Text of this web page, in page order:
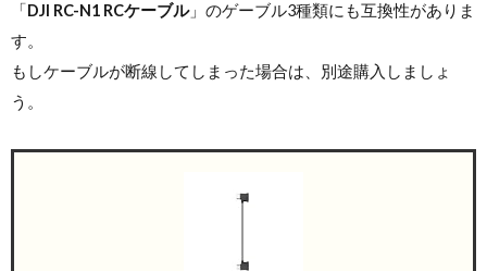
「DJI RC-N1 RCケーブル」のゲーブル3種類にも互換性がありま
す。
もしケーブルが断線してしまった場合は、別途購入しましょ
う。